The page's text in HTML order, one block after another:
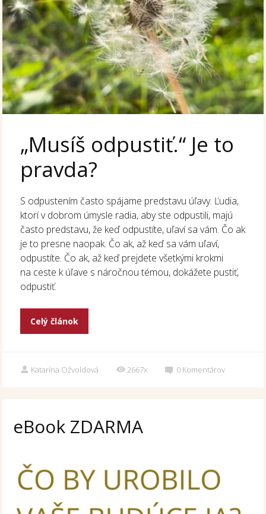
„Musíš odpustiť.“ Je to
pravda?
S odpustením často spájame predstavu úľavy. Ľudia,
ktorí v dobrom úmysle radia, aby ste odpustili, majú
často predstavu, že keď odpustíte, uľaví sa vám. Čo ak
je to presne naopak. Čo ak, až keď sa vám uľaví,
odpustíte. Čo ak, až keď prejdete všetkými krokmi
na ceste k úľave s náročnou témou, dokážete pustiť,
odpustiť.
Celý článok
Katarína Ožvoldová 2667x 0 Komentárov
eBook ZDARMA